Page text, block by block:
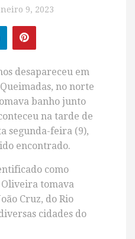
9, 2023
desapareceu em
Queimadas, no norte
banho junto
na tarde de
segunda-feira (9),
encontrado.
como
tomava
Cruz, do Rio
cidades do